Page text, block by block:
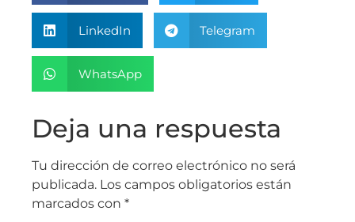
LinkedIn Telegram
WhatsApp
Deja una respuesta
Tu dirección de correo electrónico no será
publicada. Los campos obligatorios están
marcados con *